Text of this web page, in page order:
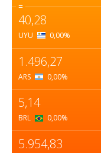
=
40,28
UYU 0,00%
1.496,27
ARS 0,00%
5,14
BRL 0,00%
5.954,83